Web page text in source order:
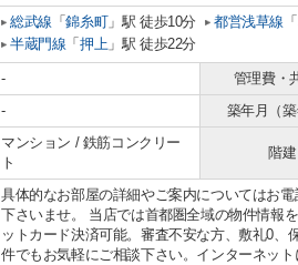
総武線 「錦糸町」駅 徒歩10分 都営浅草線 「
半蔵門線 「押上」駅 徒歩22分
- 管理費・
- 築年月（築
マンション / 鉄筋コンクリー
ト
階建
具体的なお部屋の詳細やご案内についてはお
下さいませ。 当店では首都圏全域の物件情報
ットカード決済可能。審査不安な方、敷礼0、
件でもお気軽にご相談下さい。インターネッ